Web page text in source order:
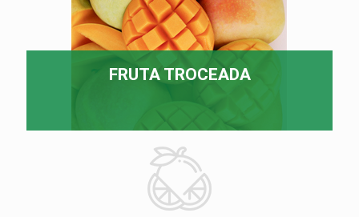
FRUTA TROCEADA